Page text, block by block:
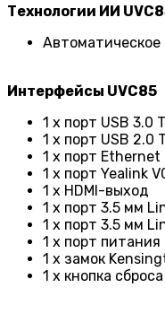
Технологии ИИ
Автоматическое
Интерфейсы UVC85
1 x порт USB 3.0
1 x порт USB 2.0
1 x порт Ethernet
1 x порт Yealink
1 x HDMI-выход
1 x порт 3.5 мм
1 x порт 3.5 мм
1 x порт питания
1 x замок
1 x кнопка